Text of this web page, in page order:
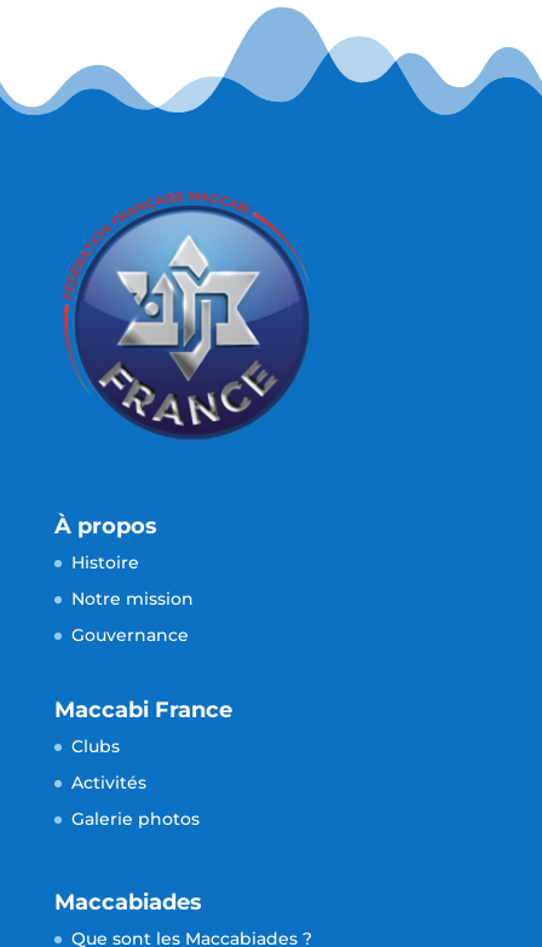
À propos
Histoire
Notre mission
Gouvernance
Maccabi France
Clubs
Activités
Galerie photos
Maccabiades
Que sont les Maccabiades ?